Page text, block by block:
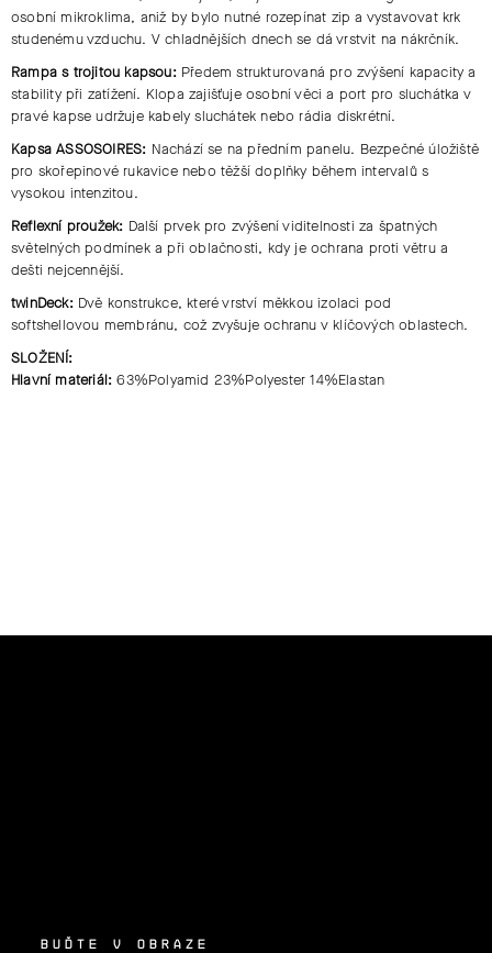
osobní mikroklima, aniž by bylo nutné rozepínat zip a vystavovat krk
studenému vzduchu. V chladnějších dnech se dá vrstvit na nákrčník.
Rampa s trojitou kapsou:Předem strukturovaná pro zvýšení kapacity a
stability při zatížení. Klopa zajišťuje osobní věci a port pro sluchátka v
pravé kapse udržuje kabely sluchátek nebo rádia diskrétní.
Kapsa ASSOSOIRES: Nachází se na předním panelu. Bezpečné úložiště
pro skořepinové rukavice nebo těžší doplňky během intervalů s
vysokou intenzitou.
Reflexní proužek: Další prvek pro zvýšení viditelnosti za špatných
světelných podmínek a při oblačnosti, kdy je ochrana proti větru a
dešti nejcennější.
twinDeck:Dvě konstrukce, které vrství měkkou izolaci pod
softshellovou membránu, což zvyšuje ochranu v klíčových oblastech.
SLOŽENÍ:
Hlavní materiál:63%Polyamid 23%Polyester 14%Elastan
BUĎTE V OBRAZE